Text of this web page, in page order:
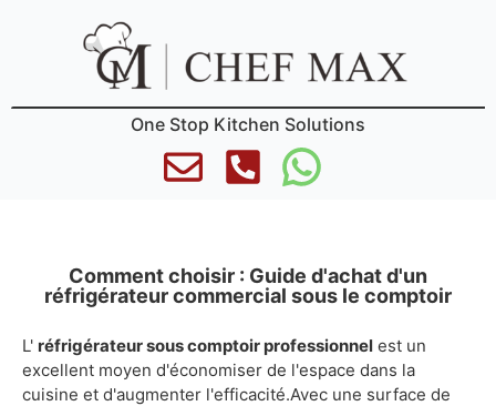
One Stop Kitchen Solutions
Comment choisir : Guide d'achat d'un
réfrigérateur commercial sous le comptoir
L' réfrigérateur sous comptoir professionnel est un
excellent moyen d'économiser de l'espace dans la
cuisine et d'augmenter l'efficacité.Avec une surface de